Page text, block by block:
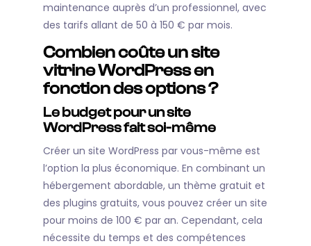
maintenance auprès d’un professionnel, avec
des tarifs allant de 50 à 150 € par mois.
Combien coûte un site
vitrine WordPress en
fonction des options ?
Le budget pour un site
WordPress fait soi-même
Créer un site WordPress par vous-même est
l’option la plus économique. En combinant un
hébergement abordable, un thème gratuit et
des plugins gratuits, vous pouvez créer un site
pour moins de 100 € par an. Cependant, cela
nécessite du temps et des compétences